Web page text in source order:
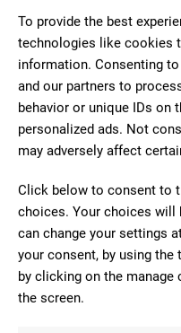
To provide the best
technologies like cookies
information. Consenting
and our partners to
behavior or unique IDs on
personalized ads. Not
may adversely affect
Click below to consent to
choices. Your choices will
can change your settings
your consent, by using
by clicking on the
the screen.
papelería creativa. Estos
proporcionan diversión
enseñan principios
Los niños pueden
ver cuál vuela o navega
Tipo de avión
Avión básico
Avión de caza
Avión planeador